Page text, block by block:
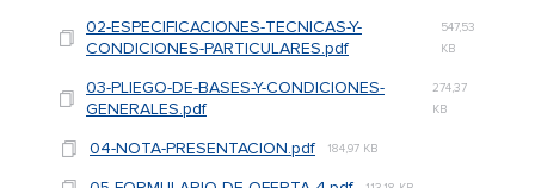
02-ESPECIFICACIONES-TECNICAS-Y-
CONDICIONES-PARTICULARES.pdf
547,53
KB
03-PLIEGO-DE-BASES-Y-CONDICIONES-
GENERALES.pdf
274,37
KB
04-NOTA-PRESENTACION.pdf 184,97 KB